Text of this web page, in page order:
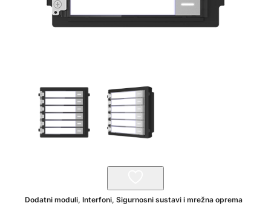
Dodatni moduli,Interfoni,Sigurnosni sustavi i mrežna oprema